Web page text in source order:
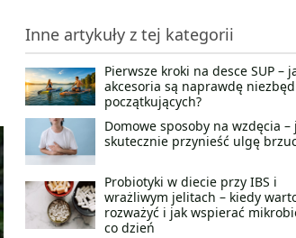
Inne artykuły z tej kategorii
Pierwsze kroki na desce SUP –
akcesoria są naprawdę
początkujących?
Domowe sposoby na wzdęcia –
skutecznie przynieść ulgę
Probiotyki w diecie przy IBS i
wrażliwym jelitach – kiedy
rozważyć i jak wspierać
co dzień